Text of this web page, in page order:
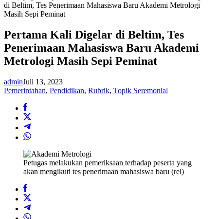
di Beltim, Tes Penerimaan Mahasiswa Baru Akademi Metrologi
Masih Sepi Peminat
Pertama Kali Digelar di Beltim, Tes
Penerimaan Mahasiswa Baru Akademi
Metrologi Masih Sepi Peminat
adminJuli 13, 2023
Pemerintahan, Pendidikan, Rubrik, Topik Seremonial
Petugas melakukan pemeriksaan terhadap peserta yang
akan mengikuti tes penerimaan mahasiswa baru (rel)